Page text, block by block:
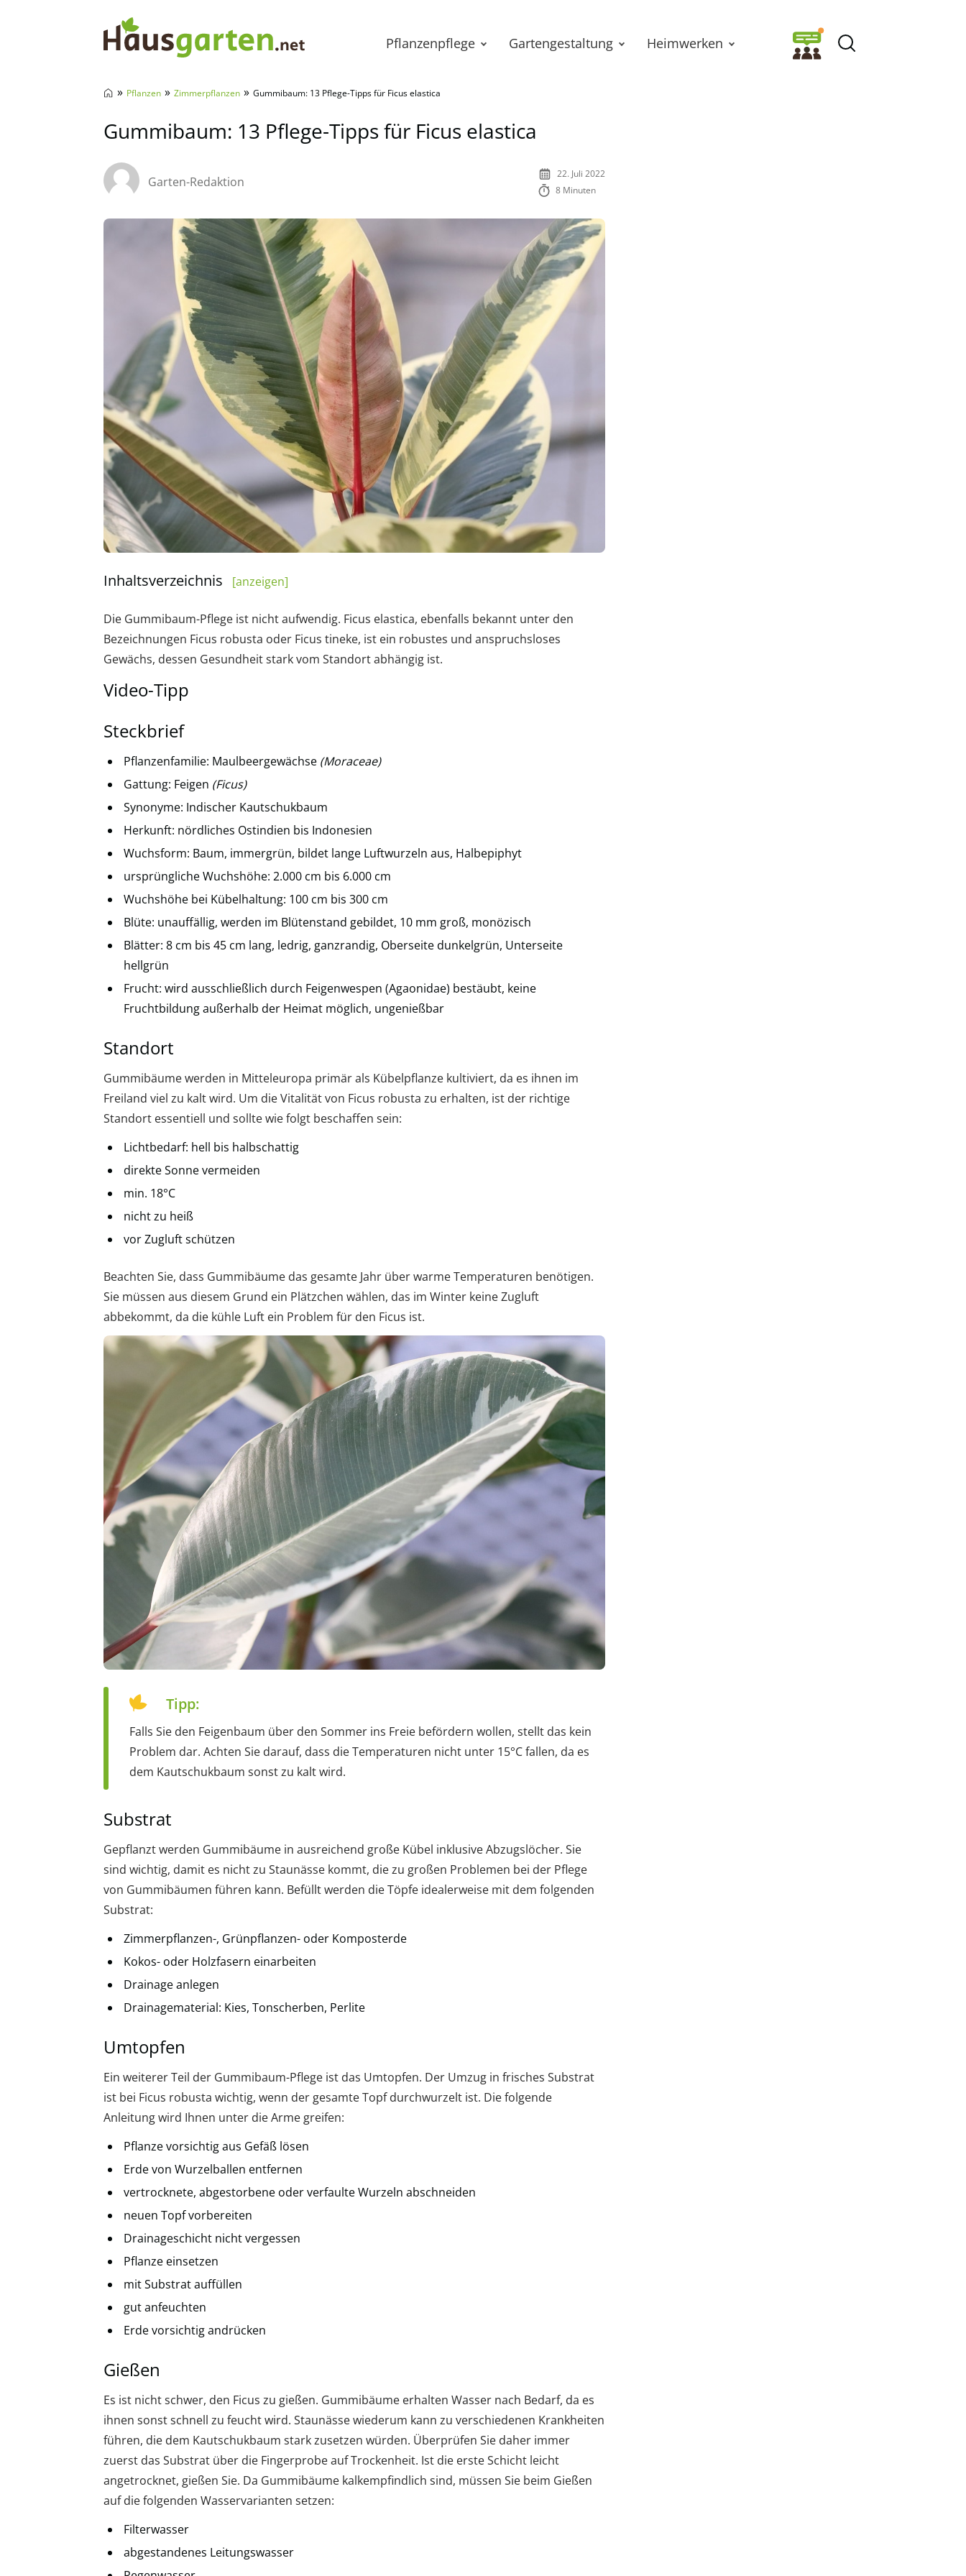
Pflanzenpflege Gartengestaltung Heimwerken
» Pflanzen » Zimmerpflanzen » Gummibaum: 13 Pflege-Tipps für Ficus elastica
Gummibaum: 13 Pflege-Tipps für Ficus elastica
Garten-Redaktion
22. Juli 2022
8 Minuten
Inhaltsverzeichnis [anzeigen]
Die Gummibaum-Pflege ist nicht aufwendig. Ficus elastica, ebenfalls bekannt unter den
Bezeichnungen Ficus robusta oder Ficus tineke, ist ein robustes und anspruchsloses
Gewächs, dessen Gesundheit stark vom Standort abhängig ist.
Video-Tipp
Steckbrief
Pflanzenfamilie: Maulbeergewächse (Moraceae)
Gattung: Feigen (Ficus)
Synonyme: Indischer Kautschukbaum
Herkunft: nördliches Ostindien bis Indonesien
Wuchsform: Baum, immergrün, bildet lange Luftwurzeln aus, Halbepiphyt
ursprüngliche Wuchshöhe: 2.000 cm bis 6.000 cm
Wuchshöhe bei Kübelhaltung: 100 cm bis 300 cm
Blüte: unauffällig, werden im Blütenstand gebildet, 10 mm groß, monözisch
Blätter: 8 cm bis 45 cm lang, ledrig, ganzrandig, Oberseite dunkelgrün, Unterseite
hellgrün
Frucht: wird ausschließlich durch Feigenwespen (Agaonidae) bestäubt, keine
Fruchtbildung außerhalb der Heimat möglich, ungenießbar
Standort
Gummibäume werden in Mitteleuropa primär als Kübelpflanze kultiviert, da es ihnen im
Freiland viel zu kalt wird. Um die Vitalität von Ficus robusta zu erhalten, ist der richtige
Standort essentiell und sollte wie folgt beschaffen sein:
Lichtbedarf: hell bis halbschattig
direkte Sonne vermeiden
min. 18°C
nicht zu heiß
vor Zugluft schützen
Beachten Sie, dass Gummibäume das gesamte Jahr über warme Temperaturen benötigen.
Sie müssen aus diesem Grund ein Plätzchen wählen, das im Winter keine Zugluft
abbekommt, da die kühle Luft ein Problem für den Ficus ist.
Tipp:
Falls Sie den Feigenbaum über den Sommer ins Freie befördern wollen, stellt das kein
Problem dar. Achten Sie darauf, dass die Temperaturen nicht unter 15°C fallen, da es
dem Kautschukbaum sonst zu kalt wird.
Substrat
Gepflanzt werden Gummibäume in ausreichend große Kübel inklusive Abzugslöcher. Sie
sind wichtig, damit es nicht zu Staunässe kommt, die zu großen Problemen bei der Pflege
von Gummibäumen führen kann. Befüllt werden die Töpfe idealerweise mit dem folgenden
Substrat:
Zimmerpflanzen-, Grünpflanzen- oder Komposterde
Kokos- oder Holzfasern einarbeiten
Drainage anlegen
Drainagematerial: Kies, Tonscherben, Perlite
Umtopfen
Ein weiterer Teil der Gummibaum-Pflege ist das Umtopfen. Der Umzug in frisches Substrat
ist bei Ficus robusta wichtig, wenn der gesamte Topf durchwurzelt ist. Die folgende
Anleitung wird Ihnen unter die Arme greifen:
Pflanze vorsichtig aus Gefäß lösen
Erde von Wurzelballen entfernen
vertrocknete, abgestorbene oder verfaulte Wurzeln abschneiden
neuen Topf vorbereiten
Drainageschicht nicht vergessen
Pflanze einsetzen
mit Substrat auffüllen
gut anfeuchten
Erde vorsichtig andrücken
Gießen
Es ist nicht schwer, den Ficus zu gießen. Gummibäume erhalten Wasser nach Bedarf, da es
ihnen sonst schnell zu feucht wird. Staunässe wiederum kann zu verschiedenen Krankheiten
führen, die dem Kautschukbaum stark zusetzen würden. Überprüfen Sie daher immer
zuerst das Substrat über die Fingerprobe auf Trockenheit. Ist die erste Schicht leicht
angetrocknet, gießen Sie. Da Gummibäume kalkempfindlich sind, müssen Sie beim Gießen
auf die folgenden Wasservarianten setzen:
Filterwasser
abgestandenes Leitungswasser